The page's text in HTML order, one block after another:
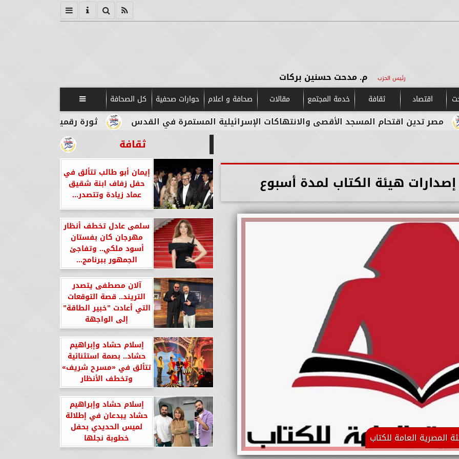
رئيس الحزب م. مدحت حسنين بركات
اقتصاد ثقافة خدمة المجتمع مقالات صحافة و اعلام حوارات صحفية كل الصحافة 
ثورة رقمية في قلب الآثار.. اقتحام المسجد الأقصى والانتهاكات الإسرائيلية المستمرة في القدس
هيئة الكتاب لمدة أسبوع
المصرية العامة للكتاب
ثقافة
إيمان أبو طالب تتألق في
حفل زفاف ابنة شقيق
عماد زيادة وتتصدر...
سلمى عادل تخطف أنظار
مهرجان كان بفستان
أسود ملكي.. وتفاجئ
الجمهور ببرنامج...
​آلان مصطفى يتصدر
التريند.. قصة التوقعات
التي أعادت ”خبير الطاقة”
إلى الواجهة
إسلام حشاد وإبراهيم
حشاد.. بصمة استثنائية
تتألق في «مسرح شريف»
وتخطف الأنظار
إسلام حشاد وإبراهيم
حشاد يبدعان في إطلالة
لميس الحديدي بحفل
خطوبة نجلها